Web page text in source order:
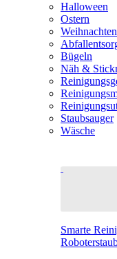
Halloween
Ostern
Weihnachten
Bügeln
Näh &
Staubsauger
Wäsche
Smarte